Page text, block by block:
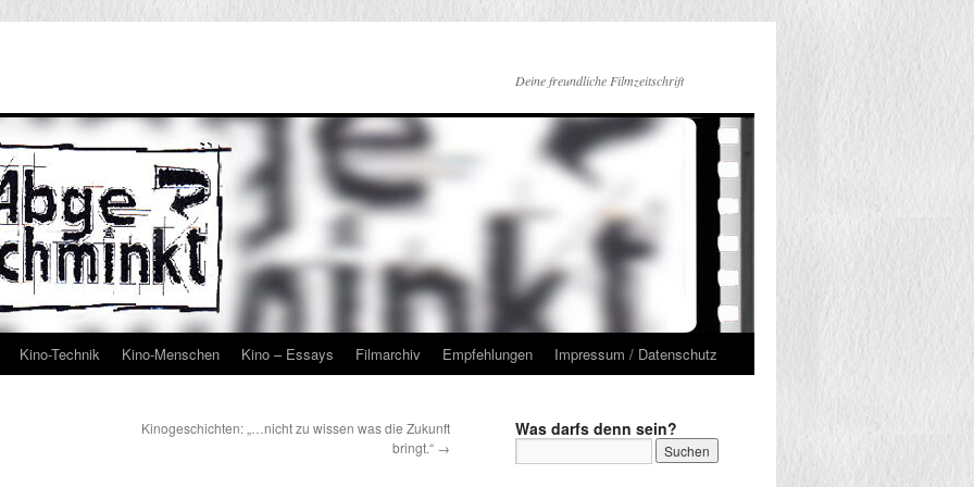
Deine freundliche Filmzeitschrift
Kino-Technik Kino-Menschen Kino – Essays Filmarchiv Empfehlungen Impressum / Datenschutz
Kinogeschichten: „…nicht zu wissen was die Zukunft
bringt.“ →
Was darfs denn sein?